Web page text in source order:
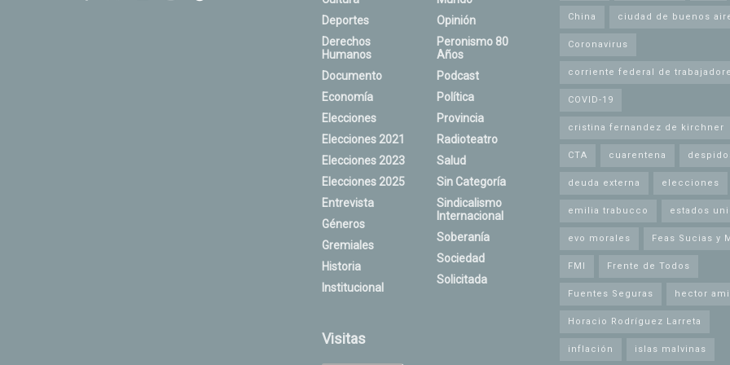
Deportes
Derechos
Humanos
Documento
Economía
Elecciones
Elecciones 2021
Elecciones 2023
Elecciones 2025
Entrevista
Géneros
Gremiales
Historia
Institucional
Opinión
Peronismo 80
Años
Podcast
Política
Provincia
Radioteatro
Salud
Sin Categoría
Sindicalismo
Internacional
Soberanía
Sociedad
Solicitada
Visitas
China ciudad de buenos
Coronavirus
corriente federal de
COVID-19
cristina fernandez de kirchner
CTA cuarentena
deuda externa elecciones
emilia trabucco estados
evo morales Feas Sucias y
FMI Frente de Todos
Fuentes Seguras hector
Horacio Rodríguez Larreta
inflación islas malvinas